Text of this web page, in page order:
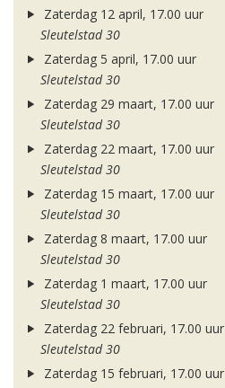
Zaterdag 12 april, 17.00 uur
Sleutelstad 30
Zaterdag 5 april, 17.00 uur
Sleutelstad 30
Zaterdag 29 maart, 17.00 uur
Sleutelstad 30
Zaterdag 22 maart, 17.00 uur
Sleutelstad 30
Zaterdag 15 maart, 17.00 uur
Sleutelstad 30
Zaterdag 8 maart, 17.00 uur
Sleutelstad 30
Zaterdag 1 maart, 17.00 uur
Sleutelstad 30
Zaterdag 22 februari, 17.00 uur
Sleutelstad 30
Zaterdag 15 februari, 17.00 uur